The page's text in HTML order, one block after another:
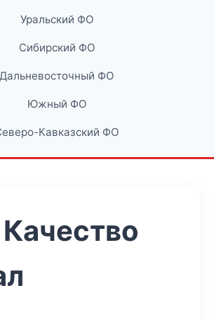
Уральский ФО
Сибирский ФО
Дальневосточный ФО
Южный ФО
Кавказский ФО